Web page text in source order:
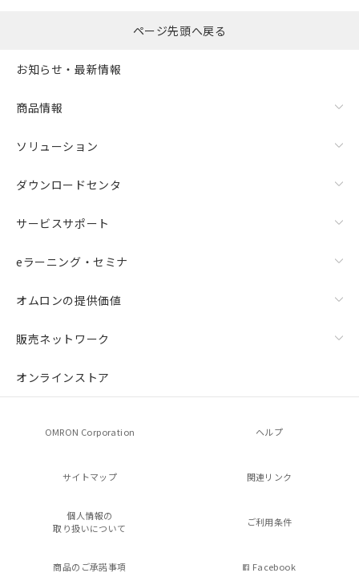
括ダウンロード
ページ先頭へ戻る
お知らせ・最新情報
商品情報
ソリューション
ダウンロードセンタ
サービスサポート
eラーニング・セミナ
オムロンの提供価値
販売ネットワーク
オンラインストア
OMRON Corporation ヘルプ
サイトマップ 関連リンク
個人情報の
取り扱いについて
ご利用条件
商品のご承諾事項 Facebook